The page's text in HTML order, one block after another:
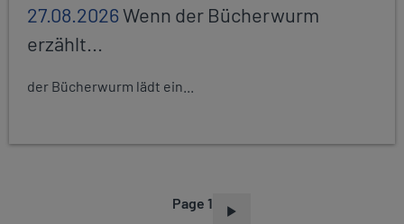
27.08.2026Wenn der Bücherwurm
erzählt...
der Bücherwurm lädt ein...
Page 1